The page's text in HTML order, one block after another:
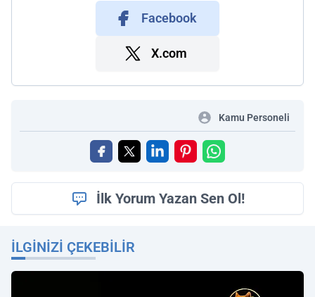
Facebook
X.com
Kamu Personeli
İlk Yorum Yazan Sen Ol!
İLGINIZI ÇEKEBILIR